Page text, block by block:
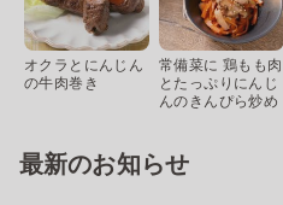
オクラとにんじん
の牛肉巻き
常備菜に 鶏もも肉
とたっぷりにんじ
んのきんぴら炒め
最新のお知らせ